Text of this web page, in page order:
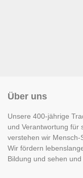
Über uns
Unsere 400-jährige
und Verantwortung für
verstehen wir Mensch-
Wir fördern
Bildung und sehen